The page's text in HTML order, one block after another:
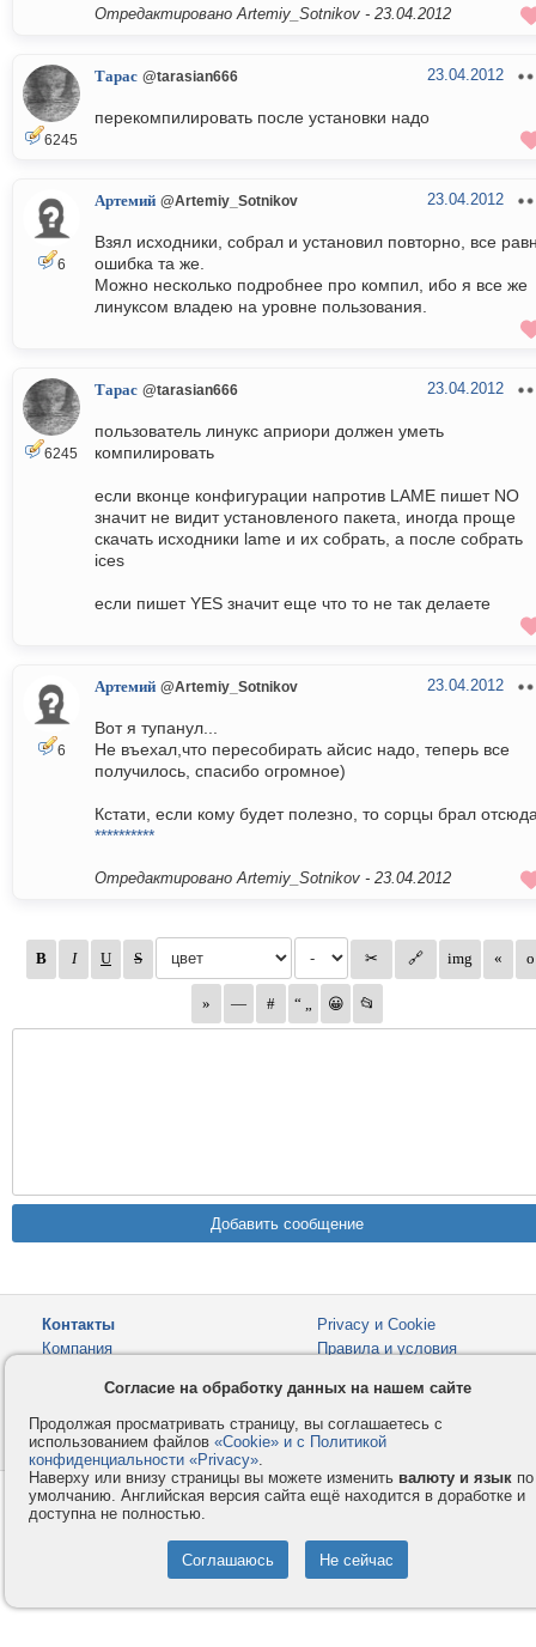
Отредактировано Artemiy_Sotnikov - 23.04.2012
6245
Тарас @tarasian666 23.04.2012
перекомпилировать после установки надо
6
Артемий @Artemiy_Sotnikov 23.04.2012
Взял исходники, собрал и установил повторно, все
ошибка та же.
Можно несколько подробнее про компил, ибо я все же
линуксом владею на уровне пользования.
6245
Тарас @tarasian666 23.04.2012
пользователь линукс априори должен уметь
компилировать
если вконце конфигурации напротив LAME пишет NO
значит не видит установленого пакета, иногда проще
скачать исходники lame и их собрать, а после собрать
ices
если пишет YES значит еще что то не так делаете
6
Артемий @Artemiy_Sotnikov 23.04.2012
Вот я тупанул...
Не въехал,что пересобирать айсис надо, теперь все
получилось, спасибо огромное)
Кстати, если кому будет полезно, то сорцы брал
**********
Отредактировано Artemiy_Sotnikov - 23.04.2012
Контакты
Компания
Privacy и Cookie
Правила и условия
Помощь
© 2008-2026VMESTE.EU - Все права защищены.
Согласие на обработку данных на нашем сайте
Продолжая просматривать страницу, вы соглашаетесь с
использованием файлов «Cookie» и с Политикой
конфиденциальности «Privacy».
Наверху или внизу страницы вы можете изменить валюту и язык по
умолчанию. Английская версия сайта ещё находится в доработке и
доступна не полностью.